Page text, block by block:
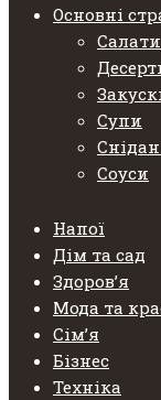
Основні
Салати
Супи
Соуси
Напої
Дім та сад
Здоровʼя
Мода та
Сімʼя
Бізнес
Техніка